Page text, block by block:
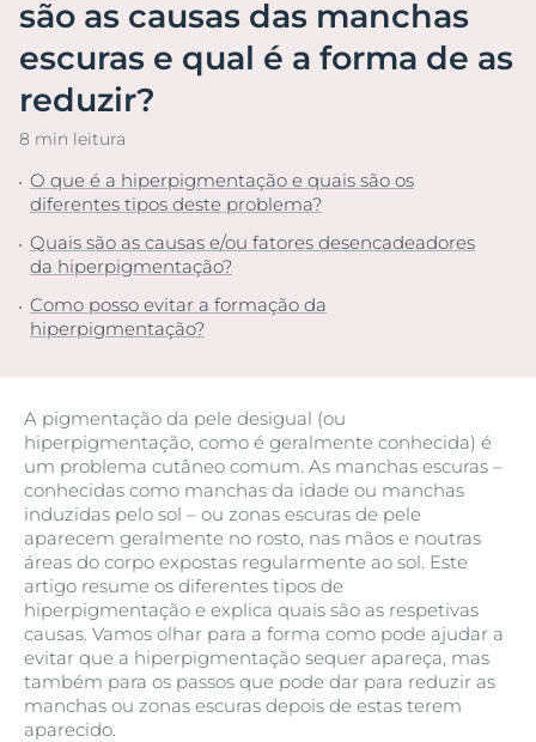
são as causas das manchas
escuras e qual é a forma de as
reduzir?
8 min leitura
O que é a hiperpigmentação e quais são os
diferentes tipos deste problema?
Quais são as causas e/ou fatores desencadeadores
da hiperpigmentação?
Como posso evitar a formação da
hiperpigmentação?
A pigmentação da pele desigual (ou
hiperpigmentação, como é geralmente conhecida) é
um problema cutâneo comum. As manchas escuras –
conhecidas como manchas da idade ou manchas
induzidas pelo sol – ou zonas escuras de pele
aparecem geralmente no rosto, nas mãos e noutras
áreas do corpo expostas regularmente ao sol. Este
artigo resume os diferentes tipos de
hiperpigmentação e explica quais são as respetivas
causas. Vamos olhar para a forma como pode ajudar a
evitar que a hiperpigmentação sequer apareça, mas
também para os passos que pode dar para reduzir as
manchas ou zonas escuras depois de estas terem
aparecido.